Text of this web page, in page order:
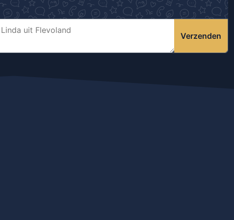
Verzenden